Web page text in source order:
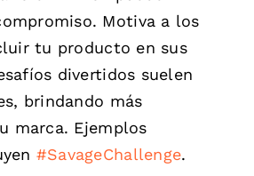
Motiva a los
tu producto en sus
divertidos suelen
brindando más
marca. Ejemplos
#SavageChallenge.